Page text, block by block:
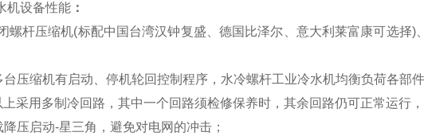
机设备性能：
螺杆压缩机(标配中国台湾汉钟复盛、德国比泽尔、意大利莱富康可选择)
压缩机有启动、停机轮回控制程序，水冷螺杆工业冷水机均衡负荷各部件
采用多制冷回路，其中一个回路须检修保养时，其余回路仍可正常运行
降压启动-星三角，避免对电网的冲击；